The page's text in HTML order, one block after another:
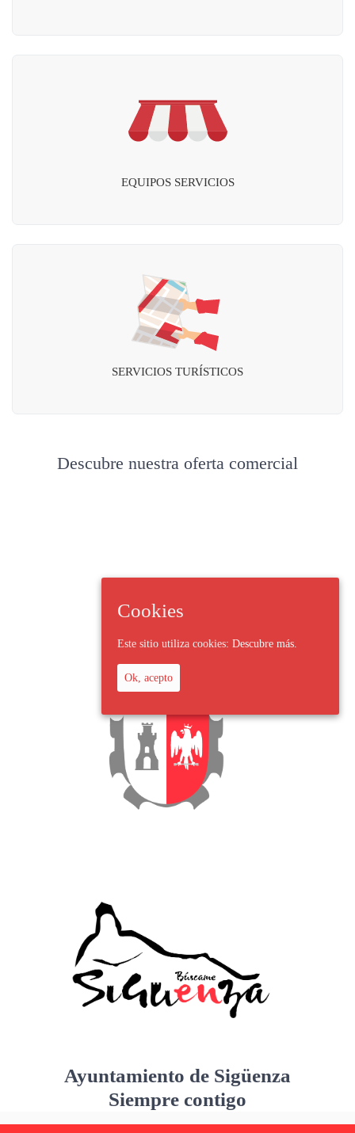
EQUIPOS SERVICIOS
SERVICIOS TURÍSTICOS
Descubre nuestra oferta comercial
Ayuntamiento de Sigüenza
Siempre contigo
Cookies
Este sitio utiliza cookies: Descubre más.
Ok, acepto